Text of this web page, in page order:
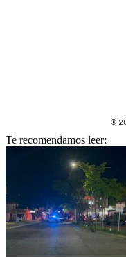
©
Te recomendamos leer: